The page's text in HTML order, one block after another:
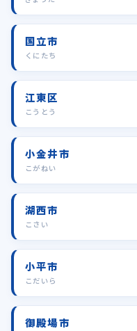
国立市
くにたち
江東区
こうとう
小金井市
こがねい
湖西市
こさい
小平市
こだいら
御殿場市